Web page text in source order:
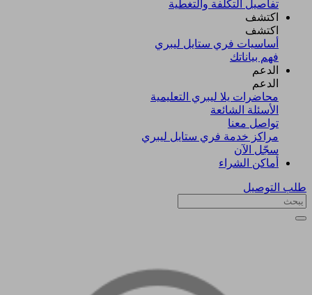
تفاصيل التكلفة والتغطية
اكتشف​
اكتشف​
أساسيات فري ستايل ليبري
فهم بياناتك
الدعم
الدعم
محاضرات يلا ليبري التعليمية
الأسئلة الشائعة
تواصل معنا
مراكز خدمة فري ستايل ليبري
سجّل الآن​
أماكن الشراء
طلب التوصيل